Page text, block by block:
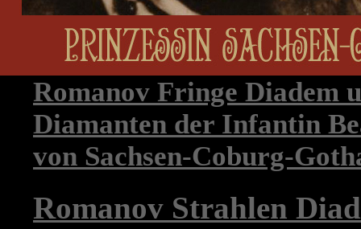
Romanov Fringe Diadem
Diamanten der Infantin
von Sachsen-Coburg-
Romanov Strahlen